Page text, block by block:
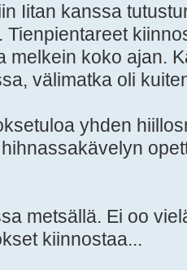
Iitan kanssa
Tienpientareet
melkein koko ajan.
välimatka oli
yhden
metsällä. Ei oo
kiinnostaa...